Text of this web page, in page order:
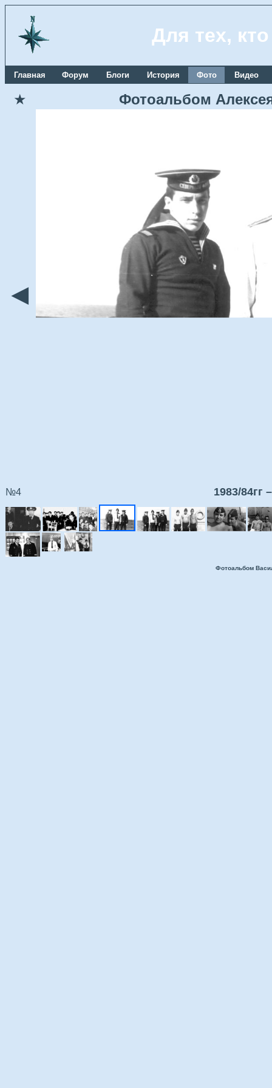
Для тех,
Главная Форум Блоги История Фото Видео
★ Фотоальбом
◄
№4 1983/84гг
Фотоальбом